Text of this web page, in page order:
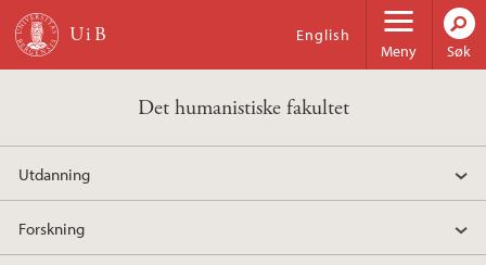
Hopp til hovedinnhold
Meny
English
Søk
Det humanistiske fakultet
Utdanning
Forskning